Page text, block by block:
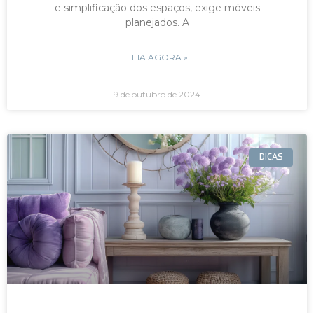
e simplificação dos espaços, exige móveis
planejados. A
LEIA AGORA »
9 de outubro de 2024
DICAS